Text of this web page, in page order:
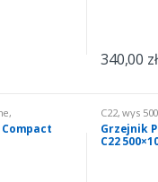
340,00 zł
,
CO
C22,wys
Ogrzewanie
Grzejnik
C22